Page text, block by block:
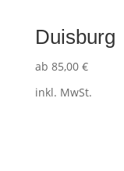
Duisburg
ab 85,00 €
inkl. MwSt.